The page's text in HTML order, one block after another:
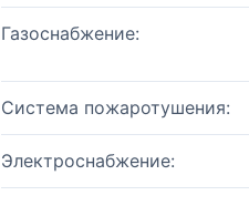
Газоснабжение:
Система пожаротушения:
Электроснабжение: